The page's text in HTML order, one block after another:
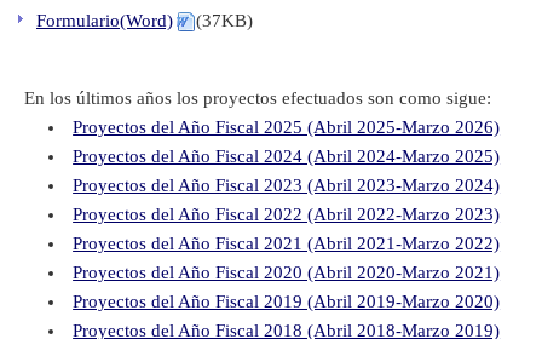
Formulario(Word) (37KB)
En los últimos años los proyectos efectuados son como sigue:
Proyectos del Año Fiscal 2025 (Abril 2025-Marzo 2026)
Proyectos del Año Fiscal 2024 (Abril 2024-Marzo 2025)
Proyectos del Año Fiscal 2023 (Abril 2023-Marzo 2024)
Proyectos del Año Fiscal 2022 (Abril 2022-Marzo 2023)
Proyectos del Año Fiscal 2021 (Abril 2021-Marzo 2022)
Proyectos del Año Fiscal 2020 (Abril 2020-Marzo 2021)
Proyectos del Año Fiscal 2019 (Abril 2019-Marzo 2020)
Proyectos del Año Fiscal 2018 (Abril 2018-Marzo 2019)